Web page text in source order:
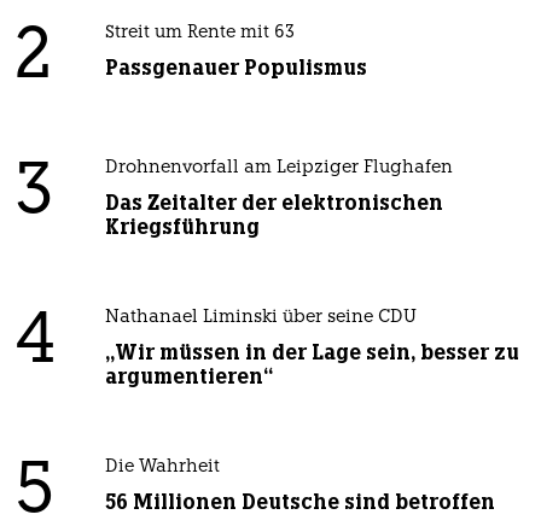
2 Streit um Rente mit 63
Passgenauer Populismus
3 Drohnenvorfall am Leipziger Flughafen
Das Zeitalter der elektronischen
Kriegsführung
4 Nathanael Liminski über seine CDU
„Wir müssen in der Lage sein, besser zu
argumentieren“
5 Die Wahrheit
56 Millionen Deutsche sind betroffen